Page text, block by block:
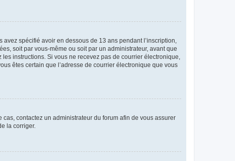
spécifié avoir en dessous de 13 ans pendant l’inscription,
soit par vous-même ou soit par un administrateur, avant que
instructions. Si vous ne recevez pas de courrier électronique,
êtes certain que l’adresse de courrier électronique que vous
contactez un administrateur du forum afin de vous assurer
la corriger.